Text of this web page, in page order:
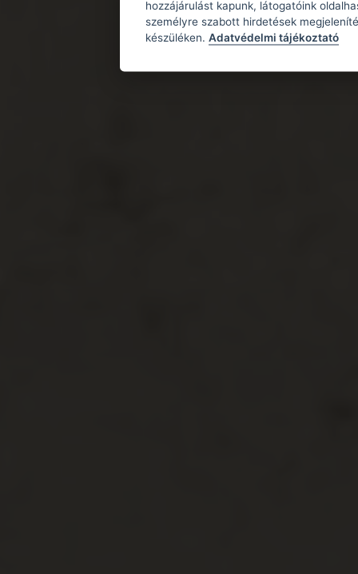
hozzájárulást kapunk, látogatóink
személyre szabott hirdetések
készüléken. Adatvédelmi tájékoztató